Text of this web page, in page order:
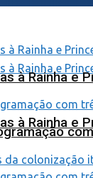
à Rainha e
à Rainha e